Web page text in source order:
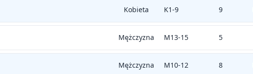
Kobieta K1-9 9
Mężczyzna M13-15 5
Mężczyzna M10-12 8